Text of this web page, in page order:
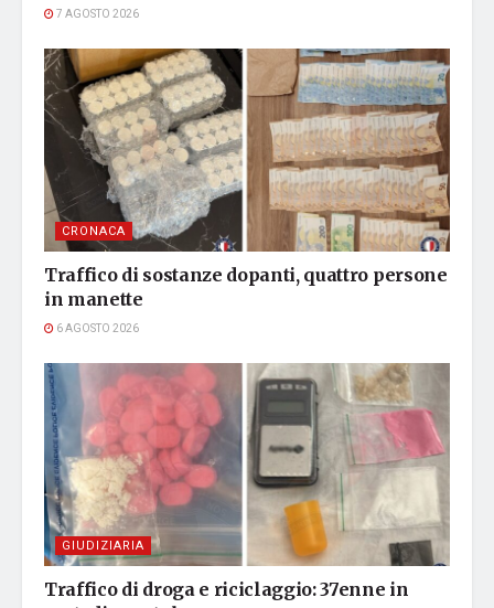
7 AGOSTO 2026
CRONACA
Traffico di sostanze dopanti, quattro persone
in manette
6 AGOSTO 2026
GIUDIZIARIA
Traffico di droga e riciclaggio: 37enne in